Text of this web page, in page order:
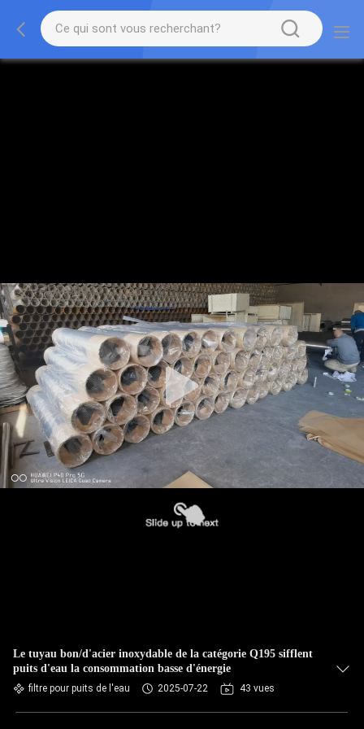
Le tuyau bon/d'acier inoxydable de la catégorie Q195 sifflent
puits d'eau la consommation basse d'énergie
filtre pour puits de l'eau 2025-07-22 43 vues